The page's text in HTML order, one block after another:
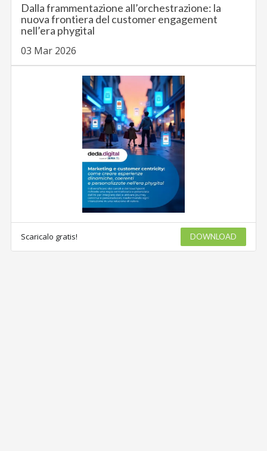
Dalla frammentazione all’orchestrazione: la
nuova frontiera del customer engagement
nell’era phygital
03 Mar 2026
Scaricalo gratis! DOWNLOAD